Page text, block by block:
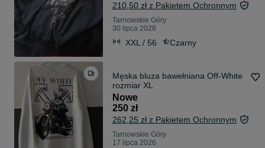
210,50 zł z Pakietem Ochronnym
Tarnowskie Góry
30 lipca 2026
XXL / 56 Czarny
Męska bluza bawełniana Off-White
rozmiar XL
Nowe
250 zł
262,25 zł z Pakietem Ochronnym
Tarnowskie Góry
17 lipca 2026